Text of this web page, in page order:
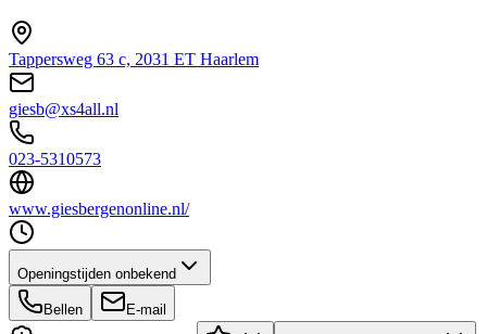
Tappersweg 63 c, 2031 ET Haarlem
giesb@xs4all.nl
023-5310573
www.giesbergenonline.nl/
Openingstijden onbekend
Bellen E-mail